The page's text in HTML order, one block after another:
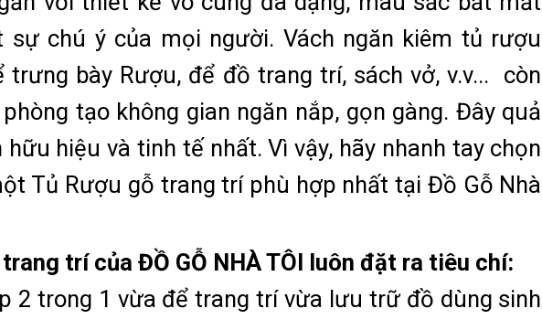
sự chú ý của mọi người. Vách ngăn kiêm tủ rượu
trưng bày Rượu, để đồ trang trí, sách vở, v.v... còn
tạo không gian ngăn nắp, gọn gàng. Đây quả
hiệu và tinh tế nhất. Vì vậy, hãy nhanh tay chọn
Tủ Rượu gỗ trang trí phù hợp nhất tại Đồ Gỗ Nhà
trí của ĐỒ GỖ NHÀ TÔI luôn đặt ra tiêu chí:
2 trong 1 vừa để trang trí vừa lưu trữ đồ dùng sinh